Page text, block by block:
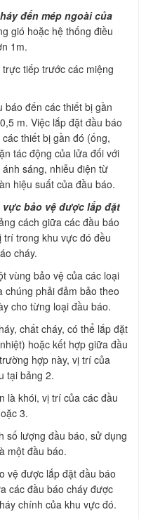
đến mép ngoài của
gió hoặc hệ thống điều
1m.
tiếp trước các miệng
báo đến các thiết bị gần
m. Việc lắp đặt đầu báo
thiết bị gần đó (ống,
tác động của lửa đối với
sáng, nhiễu điện từ
hiệu suất của đầu báo.
bảo vệ được lắp đặt
cách giữa các đầu báo
trí trong khu vực đó đều
cháy.
vùng bảo vệ của các loại
chúng phải đảm bảo theo
cho từng loại đầu báo.
chất cháy, có thể lắp đặt
hoặc kết hợp giữa đầu
hợp này, vị trí của
tại bảng 2.
là khói, vị trí của các đầu
3.
số lượng đầu báo, sử dụng
một đầu báo.
vệ được lắp đặt đầu báo
các đầu báo cháy được
chính của khu vực đó.